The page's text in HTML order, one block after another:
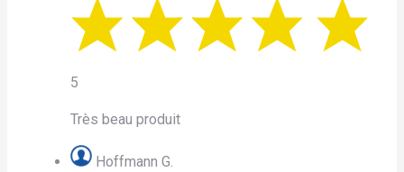
5
Très beau produit
Hoffmann G.